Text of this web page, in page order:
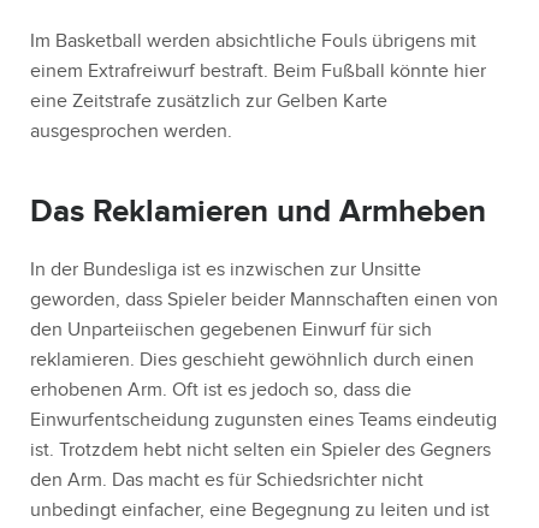
Im Basketball werden absichtliche Fouls übrigens mit
einem Extrafreiwurf bestraft. Beim Fußball könnte hier
eine Zeitstrafe zusätzlich zur Gelben Karte
ausgesprochen werden.
Das Reklamieren und Armheben
In der Bundesliga ist es inzwischen zur Unsitte
geworden, dass Spieler beider Mannschaften einen von
den Unparteiischen gegebenen Einwurf für sich
reklamieren. Dies geschieht gewöhnlich durch einen
erhobenen Arm. Oft ist es jedoch so, dass die
Einwurfentscheidung zugunsten eines Teams eindeutig
ist. Trotzdem hebt nicht selten ein Spieler des Gegners
den Arm. Das macht es für Schiedsrichter nicht
unbedingt einfacher, eine Begegnung zu leiten und ist